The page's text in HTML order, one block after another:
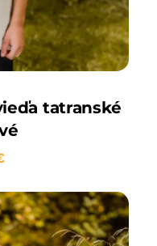
tatranské